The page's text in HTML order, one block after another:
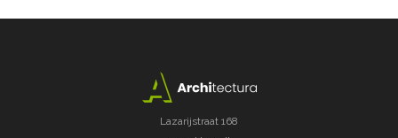
Lazarijstraat 168